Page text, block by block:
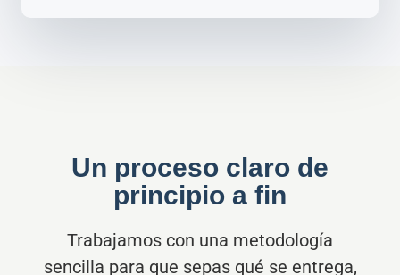
Trabajamos con una metodología
1. Envíanos el
documento